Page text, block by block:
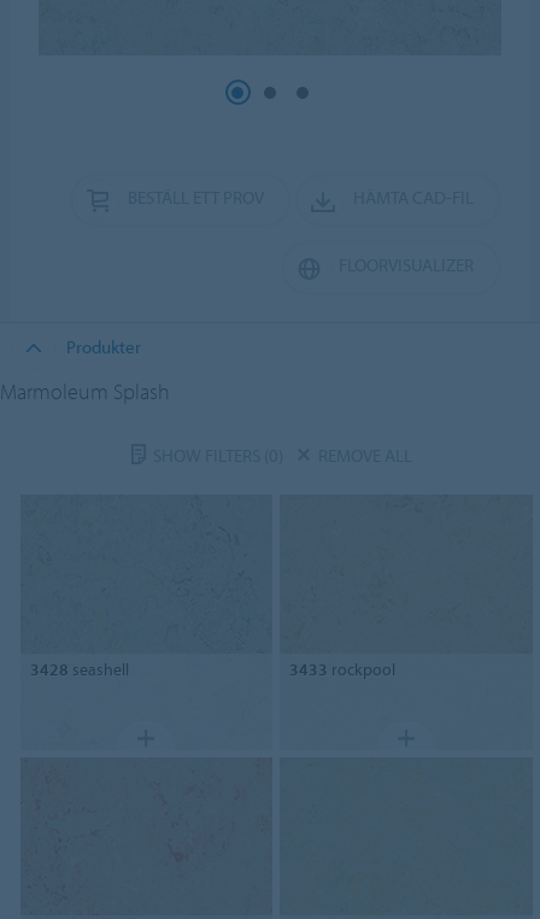
Produkter
Marmoleum Splash
3428 seashell 3433 rockpool